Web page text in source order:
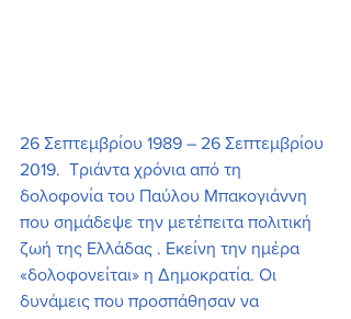
26 Σεπτεμβρίου 1989 – 26 Σεπτεμβρίου
2019.  Τριάντα χρόνια από τη
δολοφονία του Παύλου Μπακογιάννη
που σημάδεψε την μετέπειτα πολιτική
ζωή της Ελλάδας . Εκείνη την ημέρα
«δολοφονείται» η Δημοκρατία. Οι
δυνάμεις που προσπάθησαν να